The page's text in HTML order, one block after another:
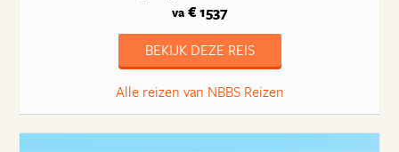
va€ 1537
BEKIJK DEZE REIS
Alle reizen van NBBS Reizen